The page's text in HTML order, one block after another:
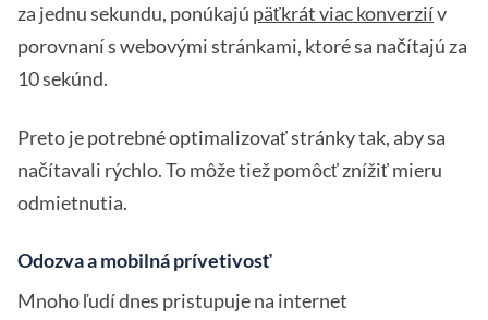
za jednu sekundu, ponúkajú päťkrát viac konverziív
porovnaní s webovými stránkami, ktoré sa načítajú za
10 sekúnd.
Preto je potrebné optimalizovať stránky tak, aby sa
načítavali rýchlo. To môže tiež pomôcť znížiť mieru
odmietnutia.
Odozva a mobilná prívetivosť
Mnoho ľudí dnes pristupuje na internet